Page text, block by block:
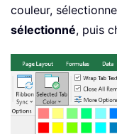
couleur,
sélectionné, puis